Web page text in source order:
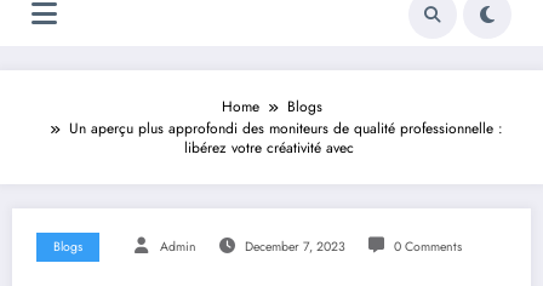
Home
Blogs
Un aperçu plus approfondi des moniteurs de qualité professionnelle :
libérez votre créativité avec
Blogs Admin December 7, 2023 0 Comments